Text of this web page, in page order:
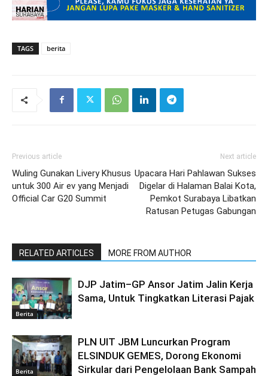
TAGS berita
Previous article
Wuling Gunakan Livery Khusus
untuk 300 Air ev yang Menjadi
Official Car G20 Summit
Next article
Upacara Hari Pahlawan Sukses
Digelar di Halaman Balai Kota,
Pemkot Surabaya Libatkan
Ratusan Petugas Gabungan
RELATED ARTICLES MORE FROM AUTHOR
Berita
DJP Jatim–GP Ansor Jatim Jalin Kerja
Sama, Untuk Tingkatkan Literasi Pajak
Berita
PLN UIT JBM Luncurkan Program
ELSINDUK GEMES, Dorong Ekonomi
Sirkular dari Pengelolaan Bank Sampah